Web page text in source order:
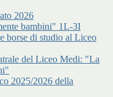
2026
bambini" 1L-3I
borse di studio al Liceo
del Liceo Medi: "La
2025/2026 della